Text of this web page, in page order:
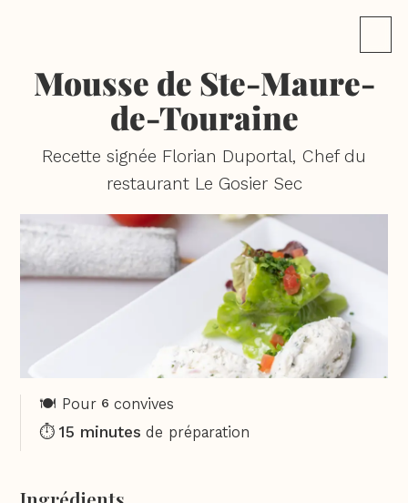
Mousse de Ste-Maure-
de-Touraine
Recette signée Florian Duportal, Chef du
restaurant Le Gosier Sec
🍽️ Pour 6 convives
⏱️ 15 minutes de préparation